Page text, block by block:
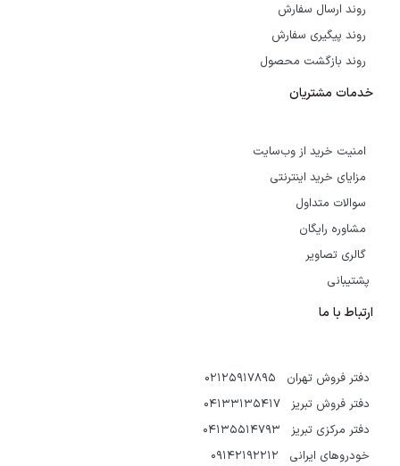
روند ارسال سفارش
روند پیگیری سفارش
روند بازگشت محصول
خدمات مشتریان
امنیت خرید از وب‌سایت
مزایای خرید اینترنتی
سوالات متداول
مشاوره رایگان
گالری تصاویر
پشتیبانی
ارتباط با ما
دفتر فروش تهران 02125917895
دفتر فروش تبریز 04133135417
دفتر مرکزی تبریز 04135514793
خودروهای ایرانی 09142192212